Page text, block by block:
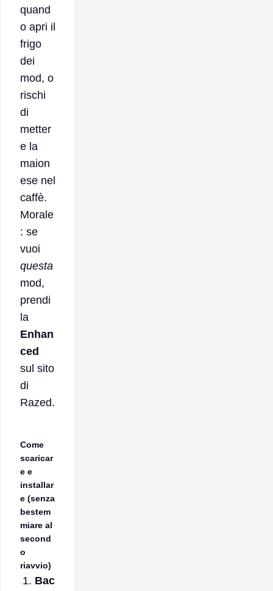
quand
o apri il
frigo
dei
mod, o
rischi
di
metter
e la
maion
ese nel
caffè.
Morale
: se
vuoi
questa
mod,
prendi
la
Enhan
ced
sul sito
di
Razed.
Come
scaricar
e e
installar
e (senza
bestem
miare al
second
o
riavvio)
Bac